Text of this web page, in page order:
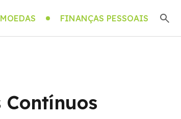
FINANÇAS PESSOAIS
Contínuos